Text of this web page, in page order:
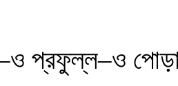
প্রফুল্ল–ও